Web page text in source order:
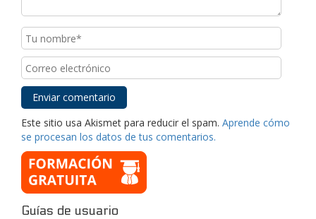
Este sitio usa Akismet para reducir el spam. Aprende cómo
se procesan los datos de tus comentarios.
Guías de usuario